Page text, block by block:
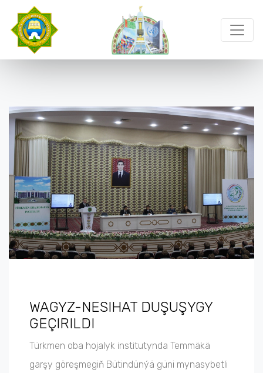
WAGYZ-NESIHAT DUŞUŞYGY
GEÇIRILDI
Türkmen oba hojalyk institutynda Temmäkä
garşy göreşmegiň Bütindünýä güni mynasybetli